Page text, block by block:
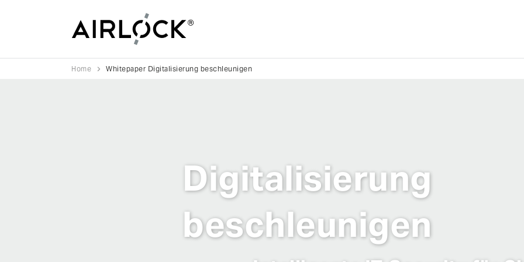
Home Whitepaper Digitalisierung beschleunigen
Digitalisierung
beschleunigen